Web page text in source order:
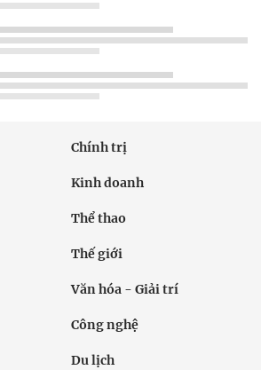
Chính trị
Kinh doanh
Thể thao
Thế giới
Văn hóa - Giải trí
Công nghệ
Du lịch